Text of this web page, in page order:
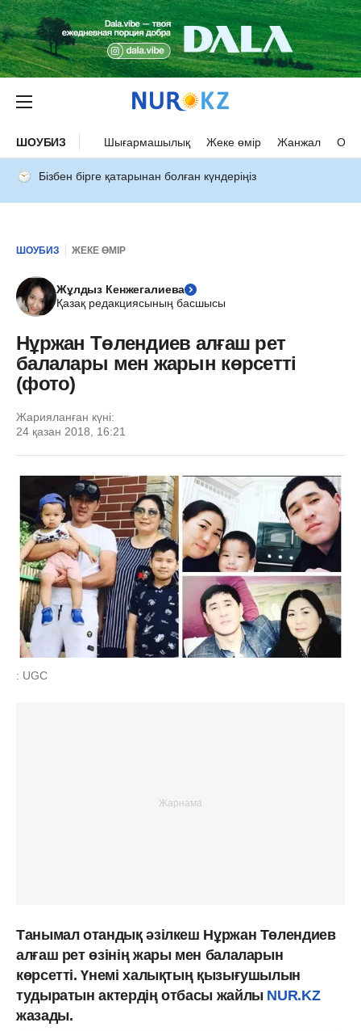
ШОУБИЗ Шығармашылық Жеке өмір Жанжал
Бізбен бірге қатарынан болған күндеріңіз
ШОУБИЗ ЖЕКЕ ӨМІР
Жұлдыз Кенжегалиева
Қазақ редакциясының басшысы
Нұржан Төлендиев алғаш рет
балалары мен жарын көрсетті
(фото)
Жарияланған күні:
24 қазан 2018, 16:21
: UGC
Танымал отандық әзілкеш Нұржан Төлендиев
алғаш рет өзінің жары мен балаларын
көрсетті. Үнемі халықтың қызығушылын
тудыратын актердің отбасы жайлы NUR.KZ
жазады.